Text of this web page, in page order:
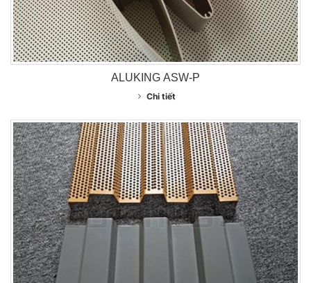
ALUKING ASW-P
Chi tiết